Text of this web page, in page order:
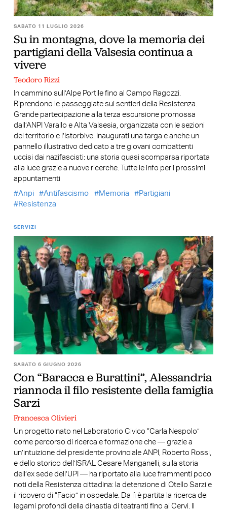
SABATO 11 LUGLIO 2026
Su in montagna, dove la memoria dei
partigiani della Valsesia continua a
vivere
Teodoro Rizzi
In cammino sull’Alpe Portile fino al Campo Ragozzi.
Riprendono le passeggiate sui sentieri della Resistenza.
Grande partecipazione alla terza escursione promossa
dall’ANPI Varallo e Alta Valsesia, organizzata con le sezioni
del territorio e l’Istorbive. Inaugurati una targa e anche un
pannello illustrativo dedicato a tre giovani combattenti
uccisi dai nazifascisti: una storia quasi scomparsa riportata
alla luce grazie a nuove ricerche. Tutte le info per i prossimi
appuntamenti
Anpi
Antifascismo Memoria
Partigiani
Resistenza
SERVIZI
SABATO 6 GIUGNO 2026
Con “Baracca e Burattini”, Alessandria
riannoda il filo resistente della famiglia
Sarzi
Francesca Olivieri
Un progetto nato nel Laboratorio Civico “Carla Nespolo”
come percorso di ricerca e formazione che — grazie a
un’intuizione del presidente provinciale ANPI, Roberto Rossi,
e dello storico dell’ISRAL Cesare Manganelli, sulla storia
dell’ex sede dell’UPI — ha riportato alla luce frammenti poco
noti della Resistenza cittadina: la detenzione di Otello Sarzi e
il ricovero di “Facio” in ospedale. Da lì è partita la ricerca dei
legami profondi della dinastia di teatranti fino ai Cervi. Il